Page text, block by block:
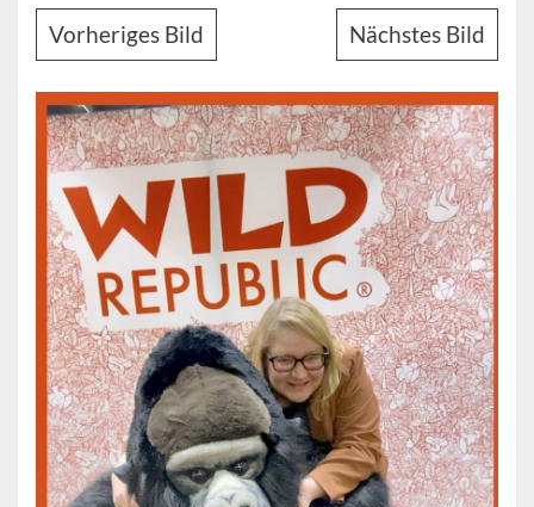
Vorheriges Bild Nächstes Bild